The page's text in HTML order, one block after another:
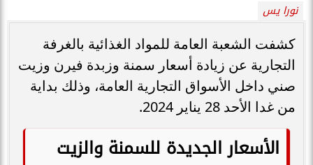
نورا يس
كشفت الشعبة العامة للمواد الغذائية بالغرفة
التجارية عن زيادة أسعار سمنة وزبدة فيرن وزيت
صني داخل الأسواق التجارية العامة، وذلك بداية
من غدا الأحد 28 يناير 2024.
الأسعار الجديدة للسمنة والزيت